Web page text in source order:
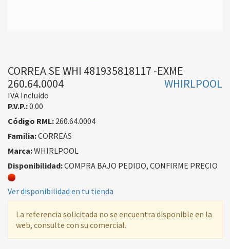
CORREA SE WHI 481935818117 -EXME
260.64.0004
WHIRLPOOL
IVA Incluido
P.V.P.:0.00
Código RML: 260.64.0004
Familia:CORREAS
Marca:WHIRLPOOL
Disponibilidad:COMPRA BAJO PEDIDO, CONFIRME PRECIO
Ver disponibilidad en tu tienda
La referencia solicitada no se encuentra disponible en la
web, consulte con su comercial.